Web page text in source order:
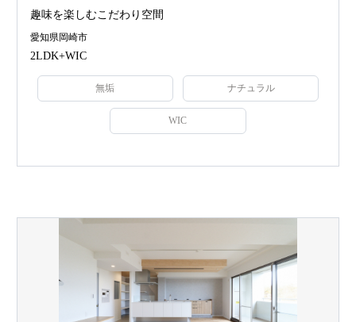
趣味を楽しむこだわり空間
愛知県岡崎市
2LDK+WIC
無垢 ナチュラル
WIC